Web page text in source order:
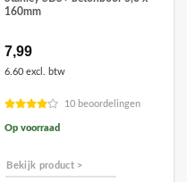
160mm
7,99
6.60 excl. btw
10 beoordelingen
Op voorraad
Bekijk product >